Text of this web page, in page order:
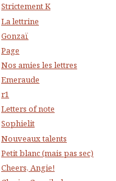
Strictement K
La lettrine
Gonzaï
Page
Nos amies les lettres
Emeraude
r1
Letters of note
Sophielit
Nouveaux talents
Petit blanc (mais pas sec)
Cheers, Angie!